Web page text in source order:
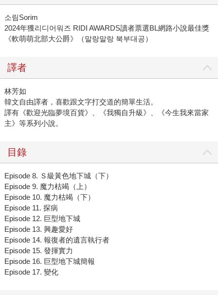
소림Sorim
2024年獲리디어워즈 RIDI AWARDS讀者票選BL網路小說最佳獎
《軟萌萌北部大公爵》（말랑말랑 북부대공）
譯者
林芳如
韓文自由譯者，喜歡跟文字打交道的簡單生活。
譯有《歡迎光臨夢境百貨》、《我獨自升級》、《今生我來當家
主》等系列小說。
目錄
Episode 8. Ｓ級黃色地下城（下）
Episode 9. 魔力枯竭（上）
Episode 10. 魔力枯竭（下）
Episode 11. 探病
Episode 12. 巨型地下城
Episode 13. 興趣愛好
Episode 14. 報復者的遺言執行者
Episode 15. 發揮實力
Episode 16. 巨型地下城簡報
Episode 17. 變化